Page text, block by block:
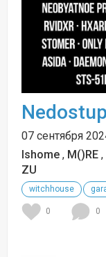
07 сентября
Ishome , M()RE ,
ZU
witchhouse
0 0